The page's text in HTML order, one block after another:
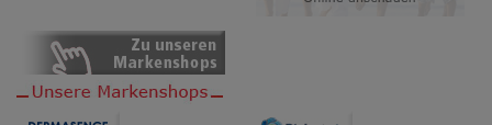
Statistik & Tracking:Hierüber lassen sich
Informationen über die Art und Weise der Nutzung
unserer Website sammeln, mit deren Hilfe wir unsere